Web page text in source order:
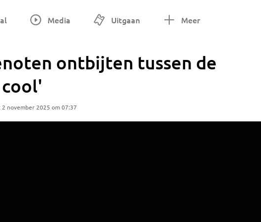
Media Uitgaan Meer
ontbijten tussen de
november 2025 om 07:37